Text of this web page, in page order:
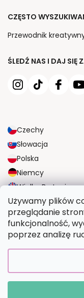
Używamy plików
przeglądanie
funkcjonalność,
poprzez analizę
ŚLEDŹ NAS I DAJ SIĘ
Czechy
Słowacja
Polska
Niemcy
Wielka Brytania
CZĘSTO
Przewodnik
NIEZAWODNE
BEZPIECZNE OPCJE